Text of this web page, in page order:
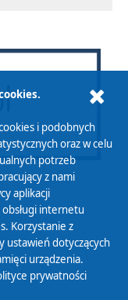
i podobnych
oraz w celu
potrzeb
z nami
aplikacji
internetu
Korzystanie z
ustawień dotyczących
urządzenia.
prywatności